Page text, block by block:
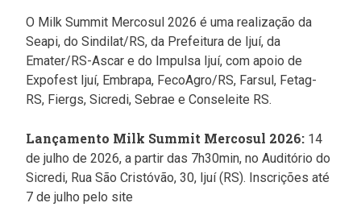
O Milk Summit Mercosul 2026 é uma realização da
Seapi, do Sindilat/RS, da Prefeitura de Ijuí, da
Emater/RS-Ascar e do Impulsa Ijuí, com apoio de
Expofest Ijuí, Embrapa, FecoAgro/RS, Farsul, Fetag-
RS, Fiergs, Sicredi, Sebrae e Conseleite RS.
Lançamento Milk Summit Mercosul 2026: 14
de julho de 2026, a partir das 7h30min, no Auditório do
Sicredi, Rua São Cristóvão, 30, Ijuí (RS). Inscrições até
7 de julho pelo site